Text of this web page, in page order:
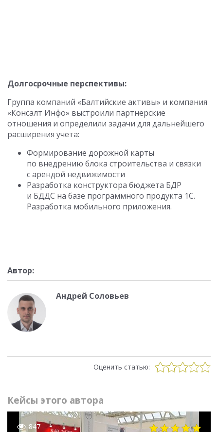
Долгосрочные перспективы:
Группа компаний «Балтийские активы» и компания
«Консалт Инфо» выстроили партнерские
отношения и определили задачи для дальнейшего
расширения учета:
Формирование дорожной карты
по внедрению блока строительства и связки
с арендой недвижимости
Разработка конструктора бюджета БДР
и БДДС на базе программного продукта 1С.
Разработка мобильного приложения.
Автор:
Андрей Соловьев
Оценить статью:
Кейсы этого автора
847